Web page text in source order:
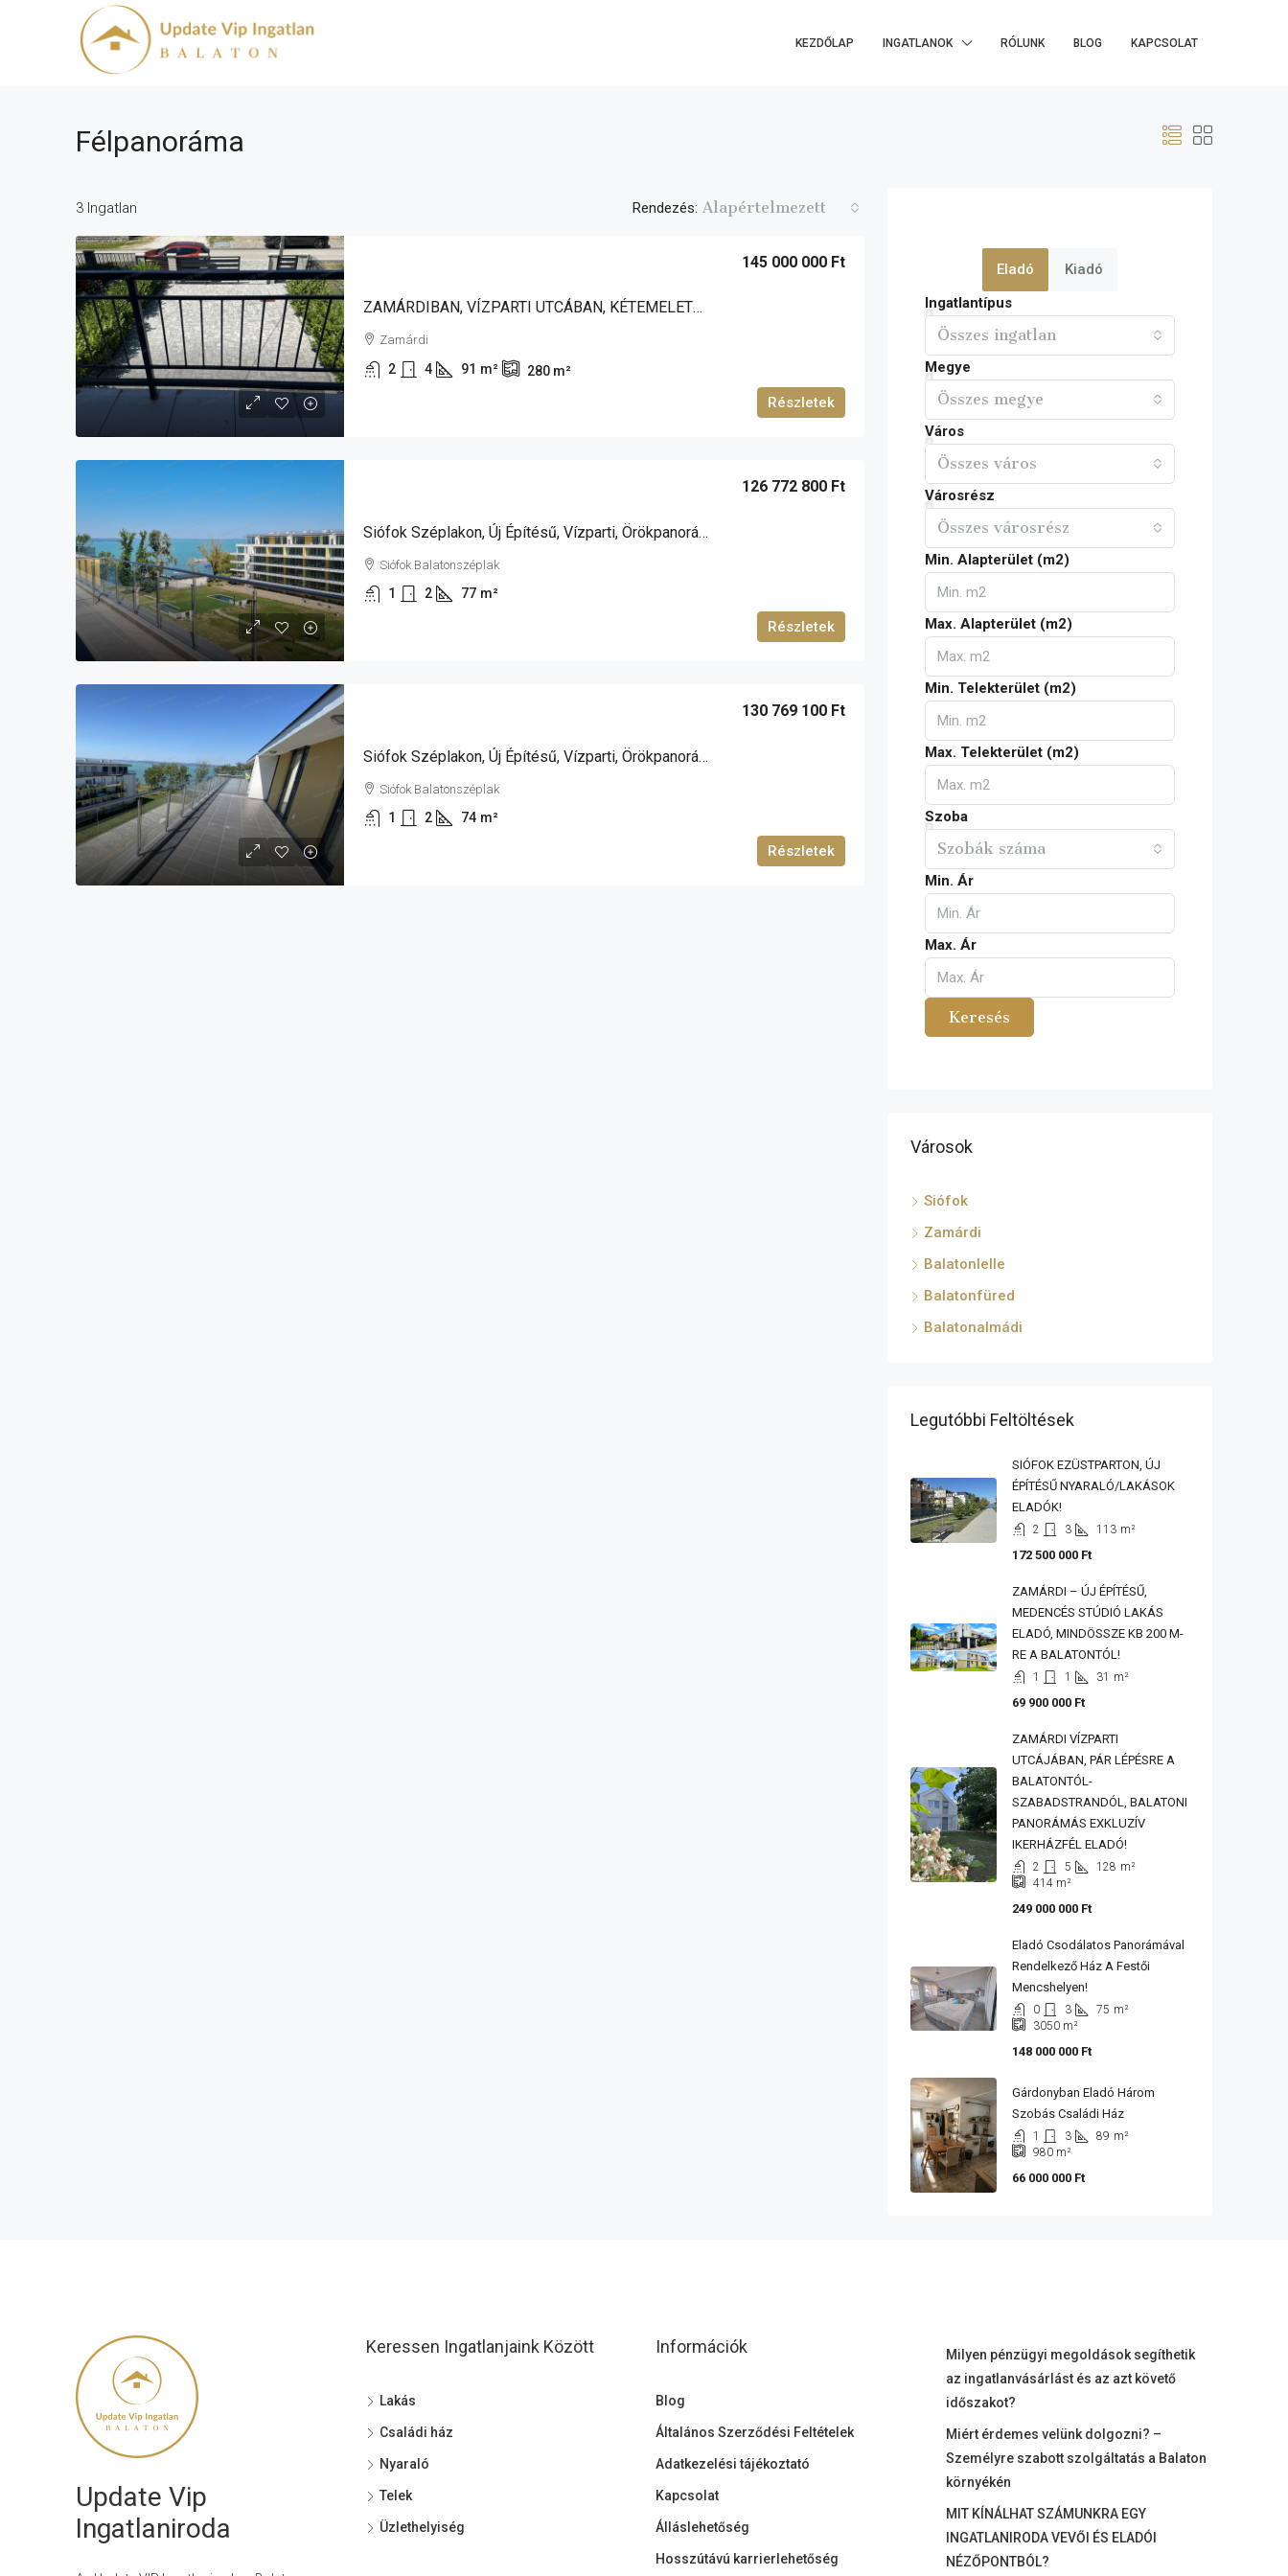
KEZDŐLAP INGATLANOK RÓLUNK BLOG KAPCSOLAT
Félpanoráma
3 Ingatlan Rendezés: Alapértelmezett
ZAMÁRDIBAN, VÍZPARTI UTCÁBAN, KÉTEMELETES, IGÉNYES KIVITELEZÉSŰ, PANORÁMÁS IKERFÉL ELADÓ!
145 000 000 Ft
Zamárdi
2 4 91 m² 280 m²
Részletek
Siófok Széplakon, Új Építésű, Vízparti, Örökpanorámás, Medencés Lakás Eladó!
126 772 800 Ft
Siófok Balatonszéplak
1 2 77 m²
Részletek
Siófok Széplakon, Új Építésű, Vízparti, Örökpanorámás, Medencés Lakás Eladó!
130 769 100 Ft
Siófok Balatonszéplak
1 2 74 m²
Részletek
Eladó
Kiadó
Ingatlantípus
Összes ingatlan
Megye
Összes megye
Város
Összes város
Városrész
Összes városrész
Min. Alapterület (m2)
Max. Alapterület (m2)
Min. Telekterület (m2)
Max. Telekterület (m2)
Szoba
Szobák száma
Min. Ár
Max. Ár
Keresés
Városok
Siófok
Zamárdi
Balatonlelle
Balatonfüred
Balatonalmádi
Legutóbbi Feltöltések
SIÓFOK EZÜSTPARTON, ÚJ
ÉPÍTÉSŰ NYARALÓ/LAKÁSOK
ELADÓK!
2 3 113 m²
172 500 000 Ft
ZAMÁRDI – ÚJ ÉPÍTÉSŰ,
MEDENCÉS STÚDIÓ LAKÁS
ELADÓ, MINDÖSSZE KB 200 M-
RE A BALATONTÓL!
1 1 31 m²
69 900 000 Ft
ZAMÁRDI VÍZPARTI
UTCÁJÁBAN, PÁR LÉPÉSRE A
BALATONTÓL-
SZABADSTRANDÓL, BALATONI
PANORÁMÁS EXKLUZÍV
IKERHÁZFÉL ELADÓ!
2 5 128 m²
414 m²
249 000 000 Ft
Eladó Csodálatos Panorámával
Rendelkező Ház A Festői
Mencshelyen!
0 3 75 m²
3050 m²
148 000 000 Ft
Gárdonyban Eladó Három
Szobás Családi Ház
1 3 89 m²
980 m²
66 000 000 Ft
Update Vip
Ingatlaniroda
Keressen Ingatlanjaink Között
Lakás
Családi ház
Nyaraló
Telek
Üzlethelyiség
Információk
Blog
Általános Szerződési Feltételek
Adatkezelési tájékoztató
Kapcsolat
Álláslehetőség
Hosszútávú karrierlehetőség
Milyen pénzügyi megoldások segíthetik
az ingatlanvásárlást és az azt követő
időszakot?
Miért érdemes velünk dolgozni? –
Személyre szabott szolgáltatás a Balaton
környékén
MIT KÍNÁLHAT SZÁMUNKRA EGY
INGATLANIRODA VEVŐI ÉS ELADÓI
NÉZŐPONTBÓL?